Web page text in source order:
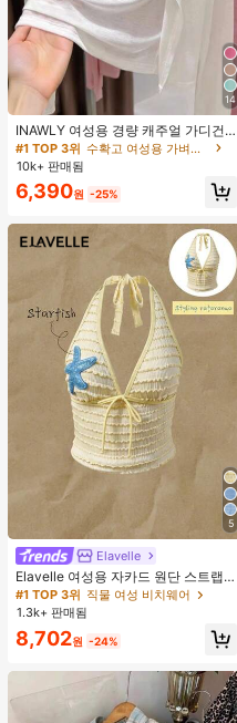
14
INAWLY 여성용 경량 캐주얼 가디건,
여름
#1 TOP 3위
수확고 여성용 가벼운 카디건
10k+ 판매됨
6,390원 -25%
5
Elavelle
Elavelle 여성용 자카드 원단 스트랩
불가사리 장식 홀터 탑, 봄/여름에 적
합 (탑만 포함, 반바지 미포함)
#1 TOP 3위 직물 여성 비치웨어
1.3k+ 판매됨
8,702원 -24%